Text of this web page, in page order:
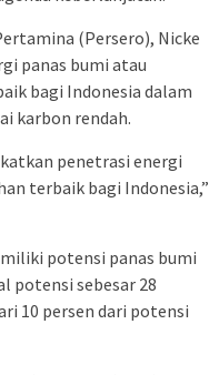
(Persero), Nicke
panas bumi atau
bagi Indonesia dalam
karbon rendah.
penetrasi energi
terbaik bagi Indonesia,”
potensi panas bumi
potensi sebesar 28
10 persen dari potensi